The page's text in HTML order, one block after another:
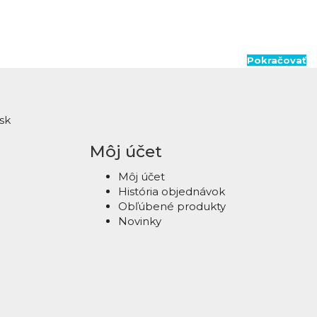
Pokračovať
Môj účet
Môj účet
História objednávok
Obľúbené produkty
Novinky